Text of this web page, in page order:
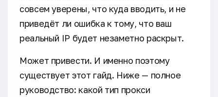
совсем уверены, что куда вводить, и не
приведёт ли ошибка к тому, что ваш
реальный IP будет незаметно раскрыт.
Может привести. И именно поэтому
существует этот гайд. Ниже — полное
руководство: какой тип прокси